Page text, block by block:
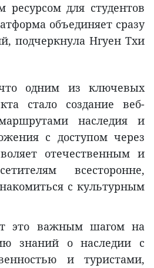
ресурсом для студентов
объединяет сразу
подчеркнула Нгуен Тхи
одним из ключевых
стало создание веб-
наследия и
с доступом через
отечественным и
всесторонне,
с культурным
это важным шагом на
знаний о наследии с
и туристами,